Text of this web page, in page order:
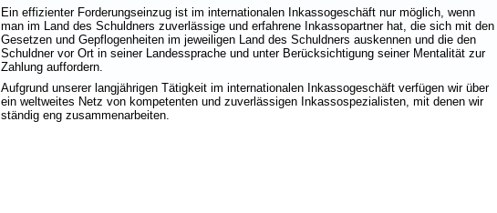
Ein effizienter Forderungseinzug ist im internationalen Inkassogeschäft nur möglich, wenn
man im Land des Schuldners zuverlässige und erfahrene Inkassopartner hat, die sich mit den
Gesetzen und Gepflogenheiten im jeweiligen Land des Schuldners auskennen und die den
Schuldner vor Ort in seiner Landessprache und unter Berücksichtigung seiner Mentalität zur
Zahlung auffordern.
Aufgrund unserer langjährigen Tätigkeit im internationalen Inkassogeschäft verfügen wir über
ein weltweites Netz von kompetenten und zuverlässigen Inkassospezialisten, mit denen wir
ständig eng zusammenarbeiten.